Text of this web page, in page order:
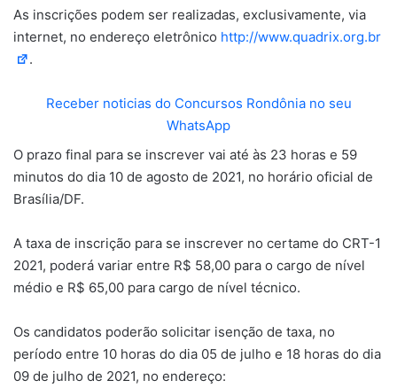
As inscrições podem ser realizadas, exclusivamente, via
internet, no endereço eletrônico http://www.quadrix.org.br
.
Receber noticias do Concursos Rondônia no seu
WhatsApp
O prazo final para se inscrever vai até às 23 horas e 59
minutos do dia 10 de agosto de 2021, no horário oficial de
Brasília/DF.
A taxa de inscrição para se inscrever no certame do CRT-1
2021, poderá variar entre R$ 58,00 para o cargo de nível
médio e R$ 65,00 para cargo de nível técnico.
Os candidatos poderão solicitar isenção de taxa, no
período entre 10 horas do dia 05 de julho e 18 horas do dia
09 de julho de 2021, no endereço: